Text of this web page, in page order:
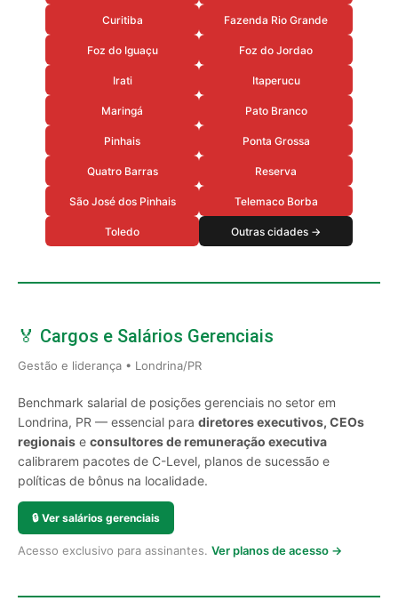
Curitiba Fazenda Rio Grande
Foz do Iguaçu Foz do Jordao
Irati Itaperucu
Maringá Pato Branco
Pinhais Ponta Grossa
Quatro Barras Reserva
São José dos Pinhais Telemaco Borba
Toledo Outras cidades →
🏅 Cargos e Salários Gerenciais
Gestão e liderança • Londrina/PR
Benchmark salarial de posições gerenciais no setor em
Londrina, PR — essencial para diretores executivos, CEOs
regionais e consultores de remuneração executiva
calibrarem pacotes de C-Level, planos de sucessão e
políticas de bônus na localidade.
🔒 Ver salários gerenciais
Acesso exclusivo para assinantes. Ver planos de acesso →